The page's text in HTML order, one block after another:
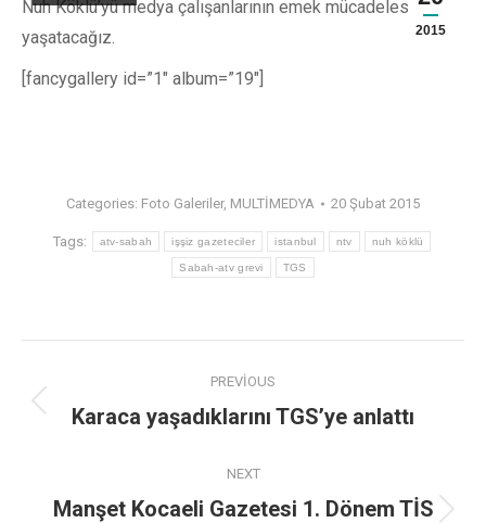
2015
Nuh Köklü’yü medya çalışanlarının emek mücadelesinde
yaşatacağız.
[fancygallery id=”1″ album=”19″]
Categories: Foto Galeriler, MULTİMEDYA 20 Şubat 2015
Tags: atv-sabah işşiz gazeteciler istanbul ntv nuh köklü
Sabah-atv grevi TGS
PREVIOUS
Karaca yaşadıklarını TGS’ye anlattı
NEXT
Manşet Kocaeli Gazetesi 1. Dönem TİS